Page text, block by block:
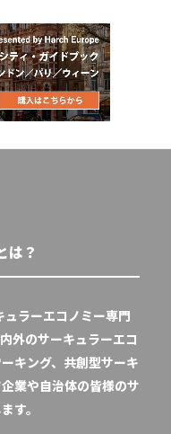
は？
ラーエコノミー専門
外のサーキュラーエコ
キング、共創型サーキ
業や自治体の皆様のサ
す。